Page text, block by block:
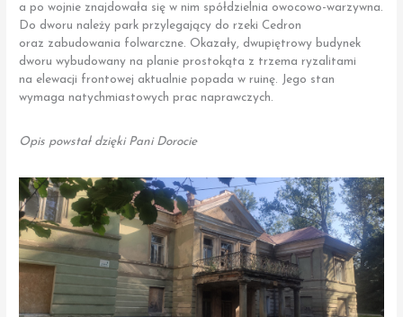
a po wojnie znajdowała się w nim spółdzielnia owocowo-warzywna.
Do dworu należy park przylegający do rzeki Cedron
oraz zabudowania folwarczne. Okazały, dwupiętrowy budynek
dworu wybudowany na planie prostokąta z trzema ryzalitami
na elewacji frontowej aktualnie popada w ruinę. Jego stan
wymaga natychmiastowych prac naprawczych.
Opis powstał dzięki Pani Dorocie